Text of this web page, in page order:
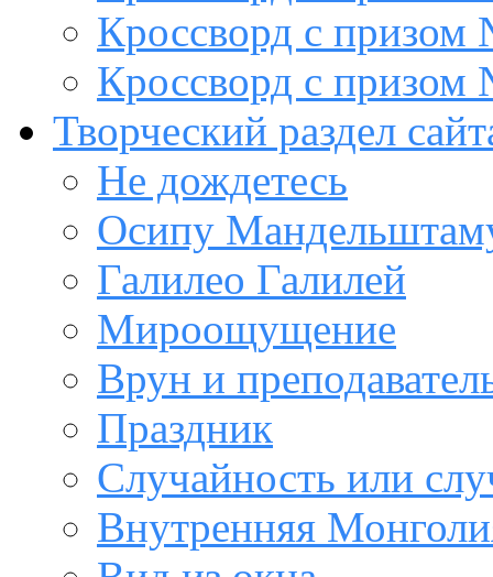
Кроссворд с
Кроссворд с
Творческий раздел
Не дождетесь
Осипу
Галилео Галилей
Мироощущение
Врун и
Праздник
Случайность или
Внутренняя